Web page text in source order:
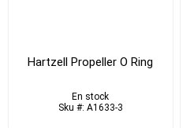
Hartzell Propeller O Ring
En stock
Sku #: A1633-3